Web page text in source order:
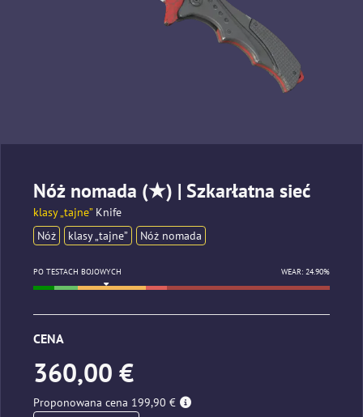
Nóż nomada (★) | Szkarłatna sieć
klasy „tajne” Knife
Nóż
klasy „tajne” Nóż nomada
PO TESTACH BOJOWYCH WEAR: 24.90%
CENA
360,00 €
Proponowana cena 199,90 €